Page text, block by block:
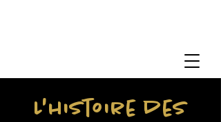
L'histoire des